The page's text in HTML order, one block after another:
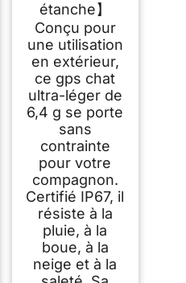
étanche】
Conçu pour
une utilisation
en extérieur,
ce gps chat
ultra-léger de
6,4 g se porte
sans
contrainte
pour votre
compagnon.
Certifié IP67, il
résiste à la
pluie, à la
boue, à la
neige et à la